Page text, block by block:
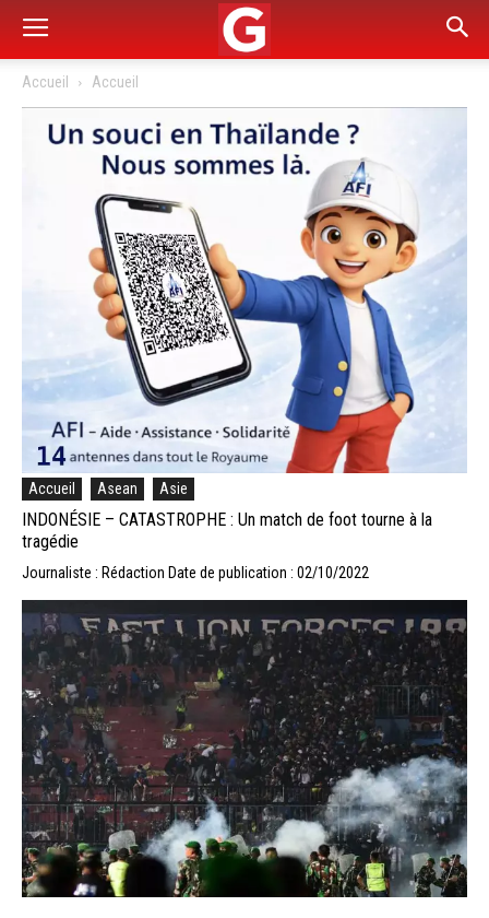
Accueil Accueil
Accueil Asean Asie
INDONÉSIE – CATASTROPHE : Un match de foot tourne à la
tragédie
Journaliste : Rédaction Date de publication : 02/10/2022